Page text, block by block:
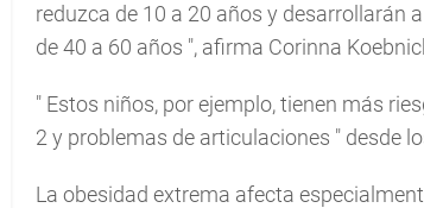
reduzca de 10 a 20 años y desarrollarán
de 40 a 60 años ", afirma Corinna
" Estos niños, por ejemplo, tienen más
2 y problemas de articulaciones " desde
La obesidad extrema afecta